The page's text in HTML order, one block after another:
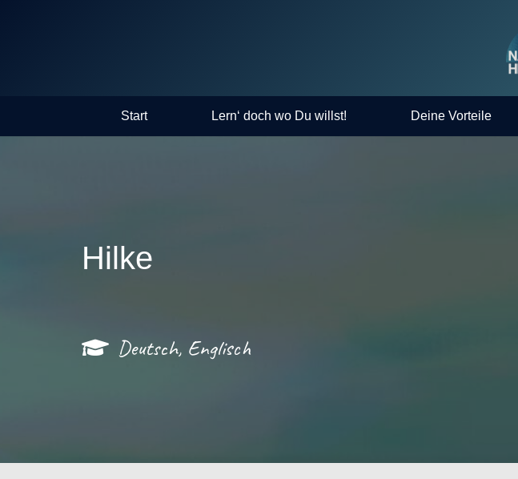
Start Lern‘ doch wo Du willst! Deine Vorteile
Hilke
Deutsch, Englisch